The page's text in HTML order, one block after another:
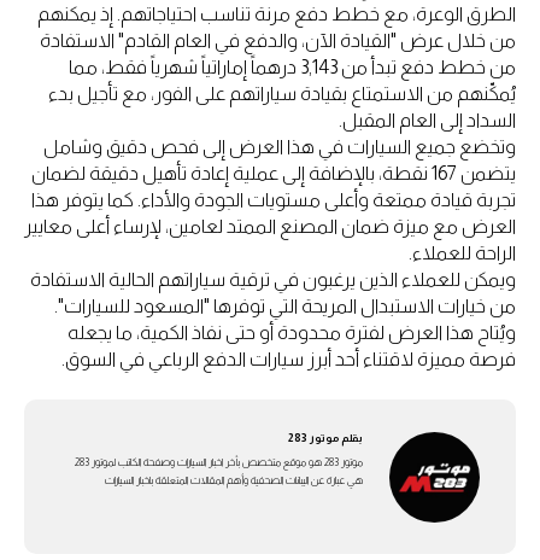
الطرق الوعرة، مع خطط دفع مرنة تناسب احتياجاتهم. إذ يمكنهم
من خلال عرض "القيادة الآن، والدفع في العام القادم" الاستفادة
من خطط دفع تبدأ من 3,143 درهماً إماراتياً شهرياً فقط، مما
يُمكّنهم من الاستمتاع بقيادة سياراتهم على الفور، مع تأجيل بدء
السداد إلى العام المقبل.
وتخضع جميع السيارات في هذا العرض إلى فحص دقيق وشامل
يتضمن 167 نقطة، بالإضافة إلى عملية إعادة تأهيل دقيقة لضمان
تجربة قيادة ممتعة وأعلى مستويات الجودة والأداء. كما يتوفر هذا
العرض مع ميزة ضمان المصنع الممتد لعامين، لإرساء أعلى معايير
الراحة للعملاء.
ويمكن للعملاء الذين يرغبون في ترقية سياراتهم الحالية الاستفادة
من خيارات الاستبدال المريحة التي توفرها "المسعود للسيارات".
ويُتاح هذا العرض لفترة محدودة أو حتى نفاذ الكمية، ما يجعله
فرصة مميزة لاقتناء أحد أبرز سيارات الدفع الرباعي في السوق.
بقلمموتور 283
موتور 283 هو موقع متخصص بأخر اخبار السيارات وصفحة الكاتب لموتور 283
هي عبارة عن اليبانات الصحفية وأهم المقالات المتعلقة باخبار السيارات